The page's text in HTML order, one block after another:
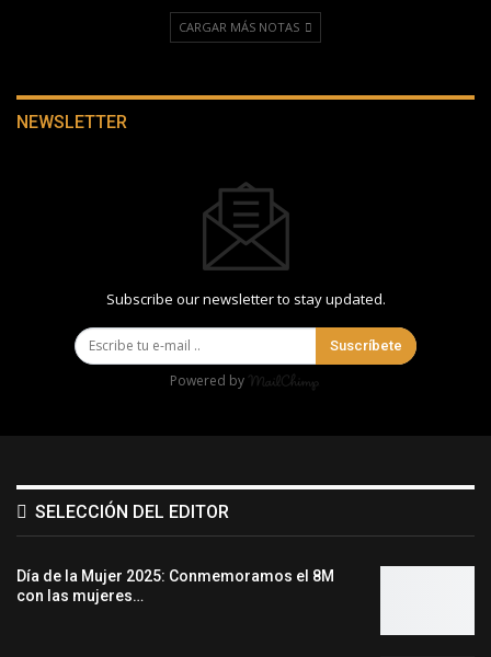
CARGAR MÁS NOTAS
NEWSLETTER
Subscribe our newsletter to stay updated.
Suscríbete
Powered by
SELECCIÓN DEL EDITOR
Día de la Mujer 2025: Conmemoramos el 8M
con las mujeres…